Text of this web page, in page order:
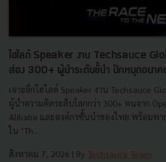
ไฮไลต์ Speaker งาน Techsauce
ส่อง 300+ ผู้นำระดับชั้นำ ปักหมุดอนาค
เจาะลึกไฮไลต์ Speaker งาน Techsauce
ผู้นำความคิดระดับโลกกว่า 300+ คนจาก
Alibaba และองค์กรชั้นนำของไทย พร้อมพ
ใน "Th...
สิงหาคม 7, 2026 | By Techsauce Team